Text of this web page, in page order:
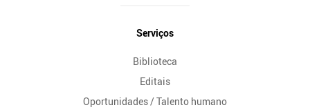
Serviços
Biblioteca
Editais
Oportunidades / Talento humano